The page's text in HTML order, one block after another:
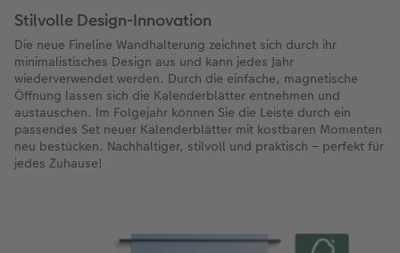
Stilvolle Design-Innovation
Die neue Fineline Wandhalterung zeichnet sich durch ihr
minimalistisches Design aus und kann jedes Jahr
wiederverwendet werden. Durch die einfache, magnetische
Öffnung lassen sich die Kalenderblätter entnehmen und
austauschen. Im Folgejahr können Sie die Leiste durch ein
passendes Set neuer Kalenderblätter mit kostbaren Momenten
neu bestücken. Nachhaltiger, stilvoll und praktisch – perfekt für
jedes Zuhause!